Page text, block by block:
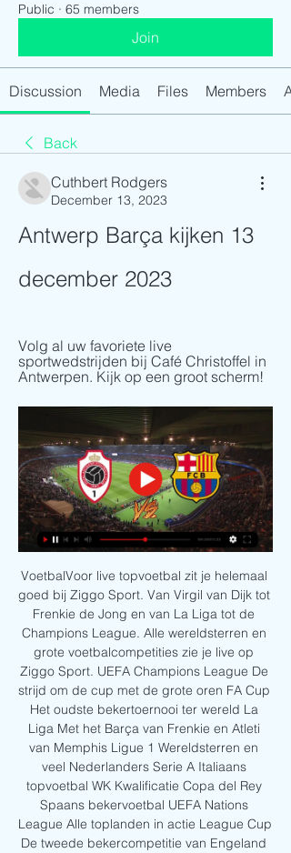
Public · 65 members
Join
Discussion Media Files Members
Back
Cuthbert Rodgers
December 13, 2023
Antwerp Barça kijken 13
december 2023
Volg al uw favoriete live
sportwedstrijden bij Café Christoffel in
Antwerpen. Kijk op een groot scherm!
VoetbalVoor live topvoetbal zit je helemaal
goed bij Ziggo Sport. Van Virgil van Dijk tot
Frenkie de Jong en van La Liga tot de
Champions League. Alle wereldsterren en
grote voetbalcompetities zie je live op
Ziggo Sport. UEFA Champions League De
strijd om de cup met de grote oren FA Cup
Het oudste bekertoernooi ter wereld La
Liga Met het Barça van Frenkie en Atleti
van Memphis Ligue 1 Wereldsterren en
veel Nederlanders Serie A Italiaans
topvoetbal WK Kwalificatie Copa del Rey
Spaans bekervoetbal UEFA Nations
League Alle toplanden in actie League Cup
De tweede bekercompetitie van Engeland